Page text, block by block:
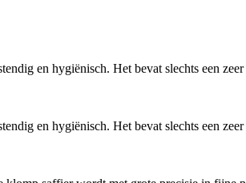
en hygiënisch. Het bevat slechts een
en hygiënisch. Het bevat slechts een